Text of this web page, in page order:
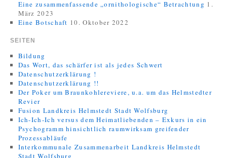
Eine zusammenfassende „ornithologische“ Betrachtung 1.
März 2023
Eine Botschaft 10. Oktober 2022
SEITEN
Bildung
Das Wort, das schärfer ist als jedes Schwert
Datenschutzerklärung !
Datenschutzerklärung !!
Der Poker um Braunkohlereviere, u.a. um das Helmstedter
Revier
Fusion Landkreis Helmstedt Stadt Wolfsburg
Ich-Ich-Ich versus dem Heimatliebenden – Exkurs in ein
Psychogramm hinsichtlich raumwirksam greifender
Prozessabläufe
Interkommunale Zusammenarbeit Landkreis Helmstedt
Stadt Wolfsburg